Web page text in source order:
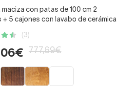
maciza con patas de 100 cm 2
+ 5 cajones con lavabo de cerámica
(3)
777,69€